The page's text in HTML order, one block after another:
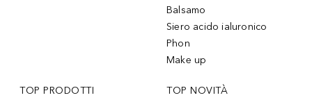
Balsamo
Siero acido ialuronico
Phon
Make up
TOP PRODOTTI TOP NOVITÀ